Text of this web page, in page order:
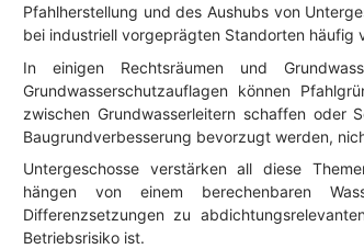
Pfahlherstellung und des Aushubs von
bei industriell vorgeprägten Standorten häufig
In einigen Rechtsräumen und
Grundwasserschutzauflagen können
zwischen Grundwasserleitern schaffen oder
Baugrundverbesserung bevorzugt werden,
Untergeschosse verstärken all diese
hängen von einem berechenbaren
Differenzsetzungen zu
Betriebsrisiko ist.